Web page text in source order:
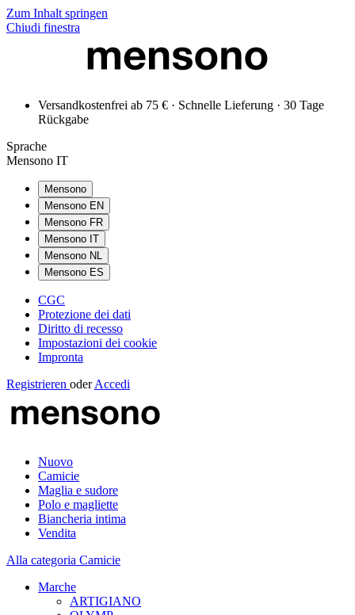
Zum Inhalt springen
Chiudi finestra
Versandkostenfrei ab 75 € · Schnelle Lieferung · 30 Tage
Rückgabe
Sprache
Mensono IT
Mensono
Mensono EN
Mensono FR
Mensono IT
Mensono NL
Mensono ES
CGC
Protezione dei dati
Diritto di recesso
Impostazioni dei cookie
Impronta
Registrieren oder Accedi
Nuovo
Camicie
Maglia e sudore
Polo e magliette
Biancheria intima
Vendita
Alla categoria Camicie
Marche
ARTIGIANO